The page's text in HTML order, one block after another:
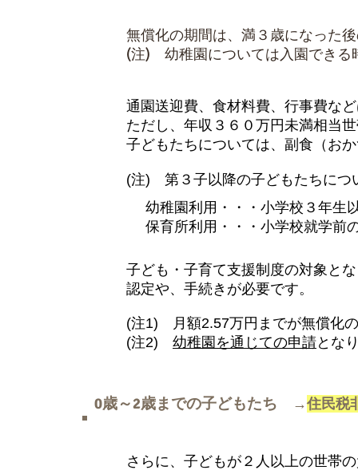
無償化の期間は、満３歳になった
(注) 幼稚園については入園できる
3月下旬
通園送迎費、食材料費、行事費な
ただし、年収３６０万円未満相当
子どもたちについては、副食（お
(注) 第３子以降の子どもたちにつ
幼稚園利用・・・小学校３年生
保育所利用・・・小学校就学前
子ども・子育て支援制度の対象と
認定や、手続きが必要です。
(注1) 月額2.57万円までが無償化
(注2) 幼稚園を通じての申請とな
0歳～2歳までの子どもたち →住民税
さらに、子どもが２人以上の世帯